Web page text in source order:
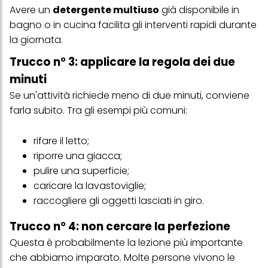
Avere un detergente multiuso già disponibile in
bagno o in cucina facilita gli interventi rapidi durante
la giornata.
Trucco n° 3: applicare la regola dei due
minuti
Se un'attività richiede meno di due minuti, conviene
farla subito. Tra gli esempi più comuni:
rifare il letto;
riporre una giacca;
pulire una superficie;
caricare la lavastoviglie;
raccogliere gli oggetti lasciati in giro.
Trucco n° 4: non cercare la perfezione
Questa è probabilmente la lezione più importante
che abbiamo imparato. Molte persone vivono le
web e altri media (di terzi) tramite i dispositivi assegnati a te o
alla tua famiglia, nonché per misurare e ottimizzare il successo
delle campagne pubblicitarie.
Puoi trovare maggiori informazioni sul trattamento dei tuoi dati
nella nostra Informativa sulla protezione dei dati collegata nel piè
di pagina (Sezione "Cookie, Pixel, Impronte digitali e tecnologie
simili"). Puoi revocare il tuo consenso in qualsiasi momento con
sezione "Impostazioni cookie" collegata nel piè di pagina. Per
ulteriori informazioni sui cookie utilizzati su questo sito Web, in
particolare sul loro periodo di conservazione, consultare le
clic su "modifica" di seguito".
Se fai clic su "Modifica" potrai trovare maggiori informazioni sul
trattamento dei tuoi dati / sull'uso dei cookie e consentirli per uno o
più degli scopi sopra menzionati. Cliccando su "Accetta tutto",
acconsenti all'uso dei cookie e al trattamento dei tuoi dati
personali per tutte le finalità sopra indicate. Se fai clic su "Rifiuta",
verranno utilizzati solo i cookie tecnicamente necessari per fornirti